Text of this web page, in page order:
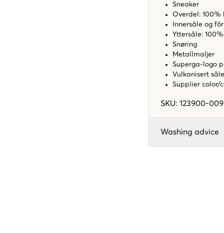
Sneaker
Overdel: 100%
Innersåle og
Yttersåle:
Snøring
Metallmaljer
Superga-logo
Vulkanisert såle
Supplier color/
SKU: 123900-009
Washing advice